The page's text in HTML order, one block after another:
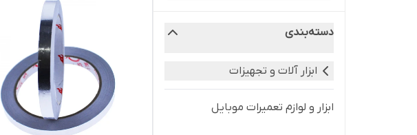
دسته‌بندی
ابزار آلات و تجهیزات
ابزار و لوازم تعمیرات موبایل